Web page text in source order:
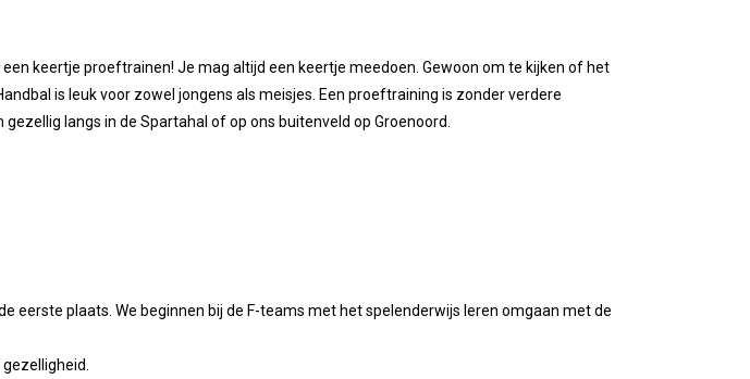
keertje proeftrainen! Je mag altijd een keertje meedoen. Gewoon om te kijken of het
is leuk voor zowel jongens als meisjes. Een proeftraining is zonder verdere
langs in de Spartahal of op ons buitenveld op Groenoord.
eerste plaats. We beginnen bij de F-teams met het spelenderwijs leren omgaan met de